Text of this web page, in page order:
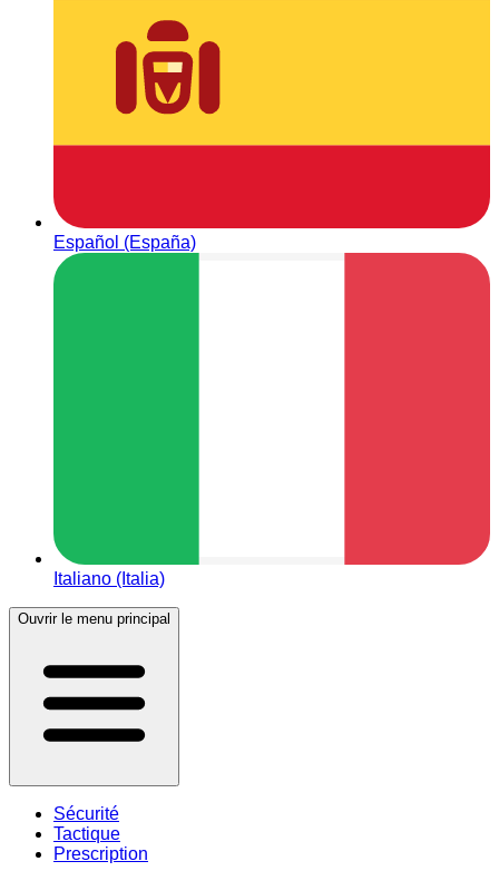
Español (España)
Italiano (Italia)
Ouvrir le menu principal
Sécurité
Tactique
Prescription